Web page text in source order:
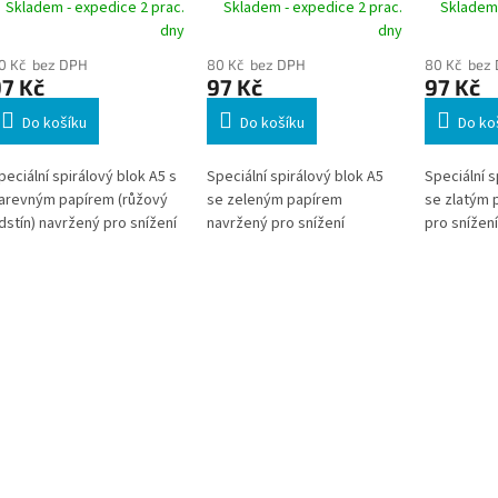
Skladem - expedice 2 prac.
dny
Kč bez DPH
Kč
Do košíku
spirálový blok A5 s
papírem (růžový
navržený pro snížení
Skladem - expedice 2 prac.
dny
80 Kč bez DPH
97 Kč
Do košíku
Speciální spirálový blok A5
se zeleným papírem
navržený pro snížení
80 Kč bez
97 Kč
Do
Speciální
se zlatým
pro